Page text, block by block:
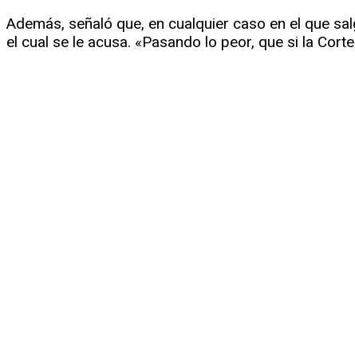
Además, señaló que, en cualquier caso en el que
el cual se le acusa. «Pasando lo peor, que si la